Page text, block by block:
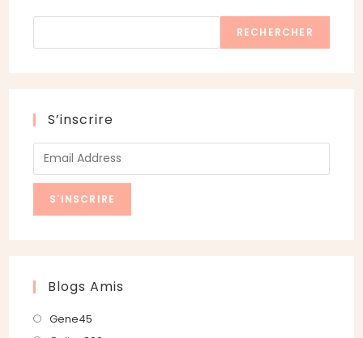
RECHERCHER
S’inscrire
Blogs Amis
Gene45